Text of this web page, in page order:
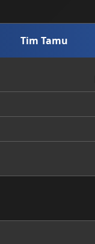
Tim Tamu